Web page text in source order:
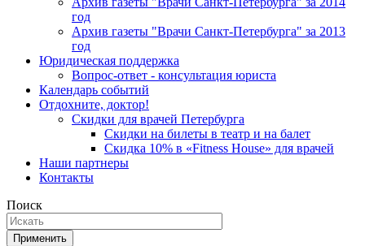
год
Архив газеты "Врачи Санкт-Петербурга" за 2013
год
Юридическая поддержка
Вопрос-ответ - консультация юриста
Календарь событий
Отдохните, доктор!
Скидки для врачей Петербурга
Скидки на билеты в театр и на балет
Скидка 10% в «Fitness House» для врачей
Наши партнеры
Контакты
Поиск
Применить